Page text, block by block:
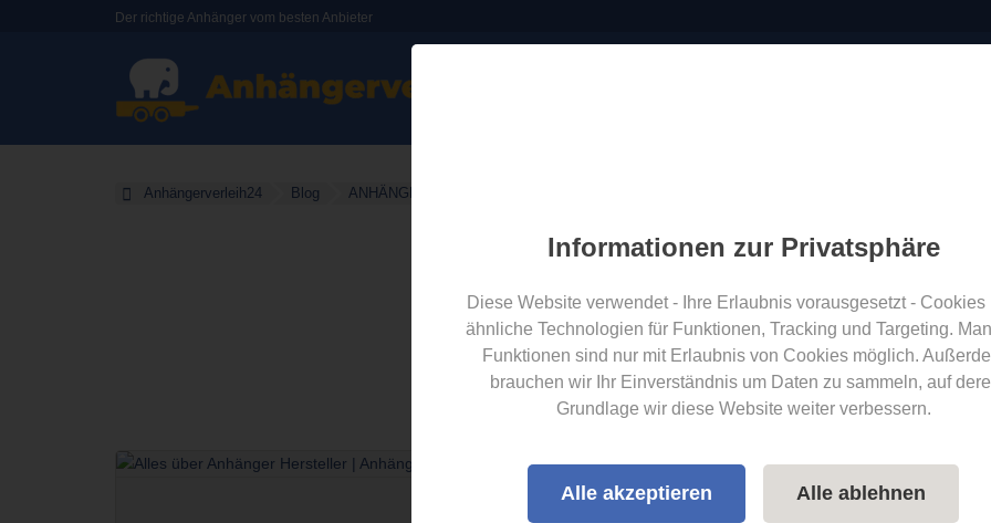
Der richtige Anhänger vom besten Anbieter
Anhängerverleih24 Blog ANHÄNGER Hersteller
Anhängerverleih24 Blog
Neues über Anhänger
Artikel zum ThemaANHÄNGER
ANHÄNGER Hersteller
Informationen zur Privatsphäre
Diese Website verwendet - Ihre Erlaubnis vorausgesetzt - Cookies
ähnliche Technologien für Funktionen, Tracking und Targeting.
Funktionen sind nur mit Erlaubnis von Cookies möglich.
brauchen wir Ihr Einverständnis um Daten zu sammeln, auf
Grundlage wir diese Website weiter verbessern.
Alle akzeptieren Alle ablehnen